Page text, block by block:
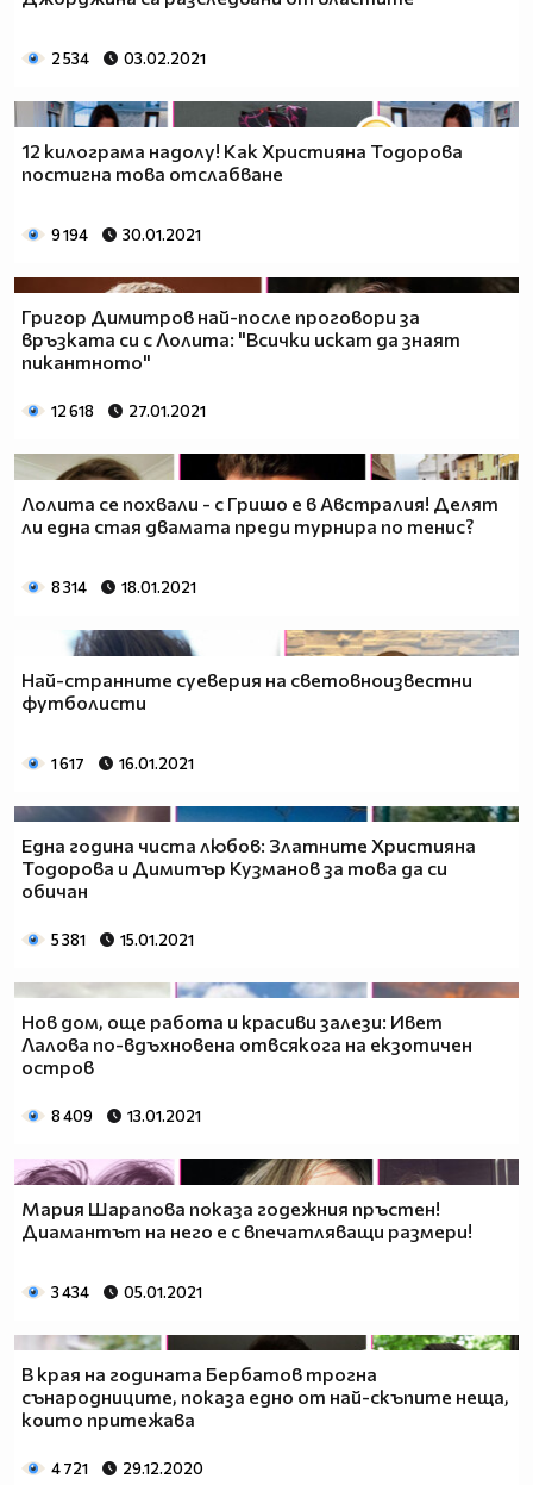
2 534 03.02.2021
12 килограма надолу! Как Християна Тодорова
постигна това отслабване
9 194 30.01.2021
Григор Димитров най-после проговори за
връзката си с Лолита: "Всички искат да знаят
пикантното"
12 618 27.01.2021
Лолита се похвали - с Гришо е в Австралия! Делят
ли една стая двамата преди турнира по тенис?
8 314 18.01.2021
Най-странните суеверия на световноизвестни
футболисти
1 617 16.01.2021
Eдна година чиста любов: Златните Християна
Тодорова и Димитър Кузманов за това да си
обичан
5 381 15.01.2021
Нов дом, още работа и красиви залези: Ивет
Лалова по-вдъхновена отвсякога на екзотичен
остров
8 409 13.01.2021
Мария Шарапова показа годежния пръстен!
Диамантът на него е с впечатляващи размери!
3 434 05.01.2021
В края на годината Бербатов трогна
сънародниците, показа едно от най-скъпите неща,
които притежава
4 721 29.12.2020